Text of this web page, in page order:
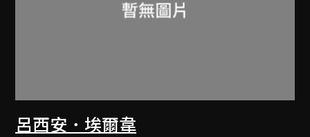
呂西安．埃爾韋